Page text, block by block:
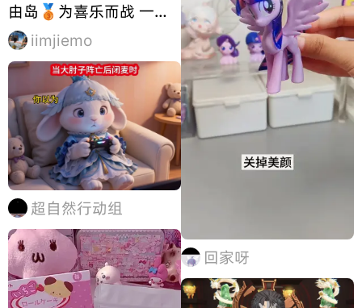
由岛🥉为喜乐而战 一代
吊卡那个脸很奇怪 不知道
为啥🫢
iimjiemo
超自然行动组
回家呀